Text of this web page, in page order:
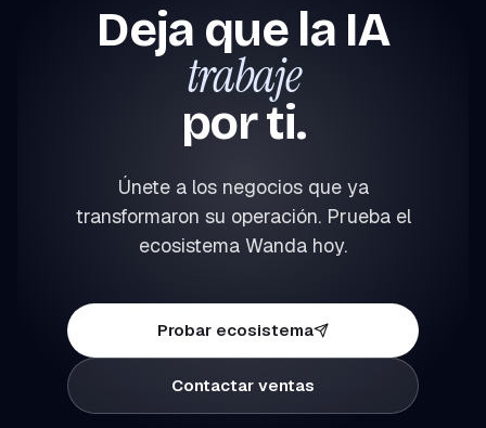
Deja que la IA
trabaje
por ti.
Únete a los negocios que ya
transformaron su operación. Prueba el
ecosistema Wanda hoy.
Probar ecosistema
Contactar ventas